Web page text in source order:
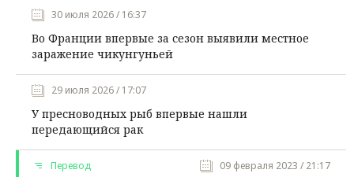
30 июля 2026 / 16:37
Во Франции впервые за сезон выявили местное
заражение чикунгуньей
29 июля 2026 / 17:07
У пресноводных рыб впервые нашли
передающийся рак
Перевод 09 февраля 2023 / 21:17